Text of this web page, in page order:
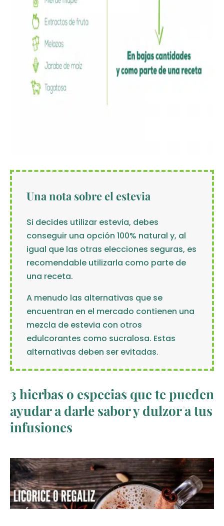
Una nota sobre el estevia
Si decides utilizar estevia, debes
conseguir una opción 100% natural y, al
igual que las otras elecciones seguras, es
recomendable utilizarla como parte de
una receta.
A menudo las alternativas que se
encuentran en el mercado contienen una
mezcla de estevia con otros
edulcorantes como sucralosa. Estas
alternativas deben ser evitadas.
3 hierbas o especias que te pueden
ayudar a darle sabor y dulzor a tus
infusiones